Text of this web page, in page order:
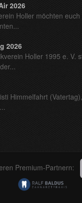
2026
Holler möchten
2026
Holler 1995 e. V.
Himmelfahrt
Premium-Partnern: